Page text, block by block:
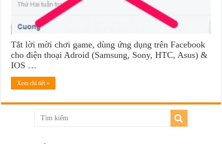
Tắt lời mời chơi game, dùng ứng dụng trên Facebook
cho điện thoại Adroid (Samsung, Sony, HTC, Asus) &
IOS …
Xem chi tiết »